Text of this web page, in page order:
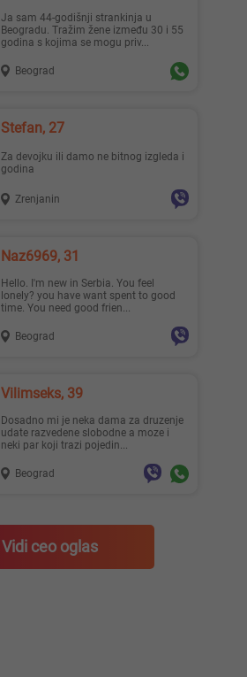
Ja sam 44-godišnji strankinja u
Beogradu. Tražim žene između 30 i 55
godina s kojima se mogu priv...
Beograd
Stefan, 27
Za devojku ili damo ne bitnog izgleda i
godina
Zrenjanin
Naz6969, 31
Hello. I'm new in Serbia. You feel
lonely? you have want spent to good
time. You need good frien...
Beograd
Vilimseks, 39
Dosadno mi je neka dama za druzenje
udate razvedene slobodne a moze i
neki par koji trazi pojedin...
Beograd
Vidi ceo oglas